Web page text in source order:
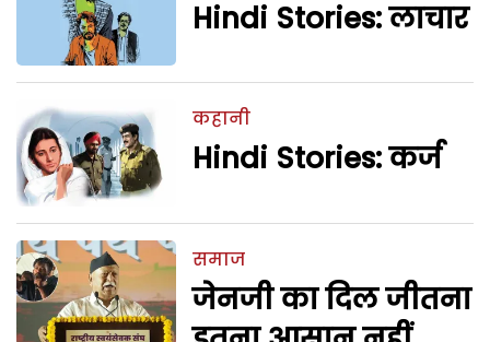
Hindi Stories: लाचार
कहानी
Hindi Stories: कर्ज
समाज
जेनजी का दिल जीतना